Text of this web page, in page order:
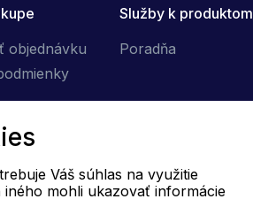
objednávku
poriadok
Služby k produktom
Poradňa
Váš súhlas na využitie
mohli ukazovať informácie